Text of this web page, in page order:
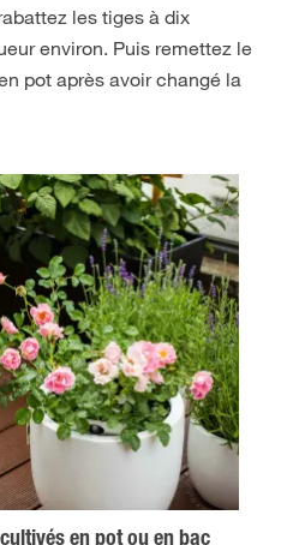
les tiges à dix
environ. Puis remettez le
pot après avoir changé la
en pot ou en bac